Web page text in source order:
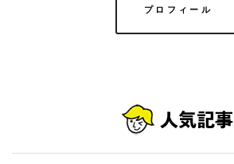
プロフィール